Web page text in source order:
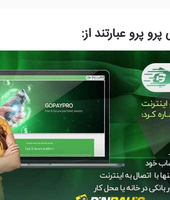
پرو عبارتند از: